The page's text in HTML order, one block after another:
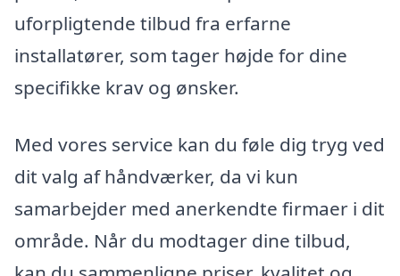
uforpligtende tilbud fra erfarne
installatører, som tager højde for dine
specifikke krav og ønsker.
Med vores service kan du føle dig tryg ved
dit valg af håndværker, da vi kun
samarbejder med anerkendte firmaer i dit
område. Når du modtager dine tilbud,